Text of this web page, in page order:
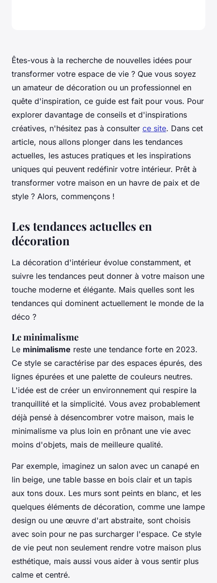
Êtes-vous à la recherche de nouvelles idées pour
transformer votre espace de vie ? Que vous soyez
un amateur de décoration ou un professionnel en
quête d'inspiration, ce guide est fait pour vous. Pour
explorer davantage de conseils et d'inspirations
créatives, n'hésitez pas à consulter ce site. Dans cet
article, nous allons plonger dans les tendances
actuelles, les astuces pratiques et les inspirations
uniques qui peuvent redéfinir votre intérieur. Prêt à
transformer votre maison en un havre de paix et de
style ? Alors, commençons !
Les tendances actuelles en
décoration
La décoration d'intérieur évolue constamment, et
suivre les tendances peut donner à votre maison une
touche moderne et élégante. Mais quelles sont les
tendances qui dominent actuellement le monde de la
déco ?
Le minimalisme
Le minimalisme reste une tendance forte en 2023.
Ce style se caractérise par des espaces épurés, des
lignes épurées et une palette de couleurs neutres.
L'idée est de créer un environnement qui respire la
tranquillité et la simplicité. Vous avez probablement
déjà pensé à désencombrer votre maison, mais le
minimalisme va plus loin en prônant une vie avec
moins d'objets, mais de meilleure qualité.
Par exemple, imaginez un salon avec un canapé en
lin beige, une table basse en bois clair et un tapis
aux tons doux. Les murs sont peints en blanc, et les
quelques éléments de décoration, comme une lampe
design ou une œuvre d'art abstraite, sont choisis
avec soin pour ne pas surcharger l'espace. Ce style
de vie peut non seulement rendre votre maison plus
esthétique, mais aussi vous aider à vous sentir plus
calme et centré.